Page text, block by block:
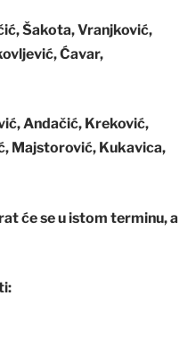
Šakota, Vranjković,
Ćavar,
Andačić, Kreković,
Majstorović, Kukavica,
će se u istom terminu, a